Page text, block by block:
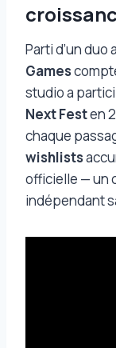
Parti d’un duo
Games
studio a
Next Festen
chaque
wishlists
officielle — un
indépendant